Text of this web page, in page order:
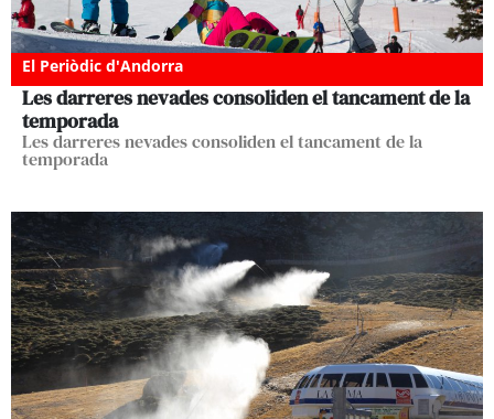
El Periòdic d'Andorra
Les darreres nevades consoliden el tancament de la
temporada
Les darreres nevades consoliden el tancament de la
temporada